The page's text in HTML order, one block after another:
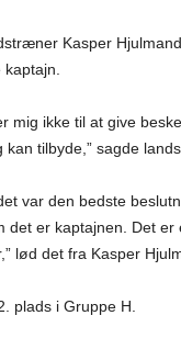
Kasper
mig ikke til at give
tilbyde,” sagde
var den bedste
det er kaptajnen. Det
lød det fra Kasper
plads i Gruppe H.